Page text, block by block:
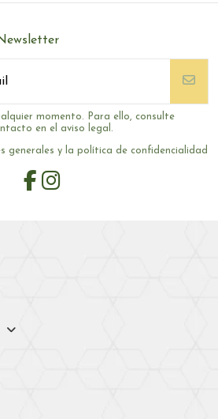
momento. Para ello, consulte
en el aviso legal.
generales y la política de confidencialidad